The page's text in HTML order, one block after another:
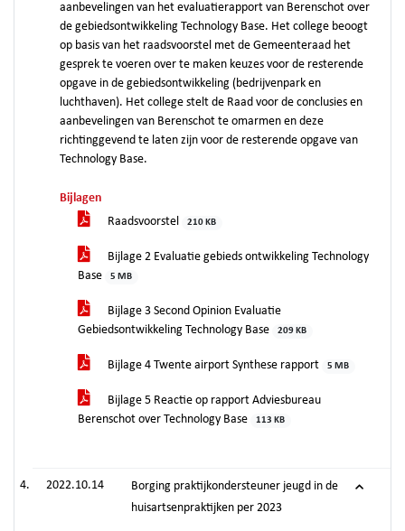
aanbevelingen van het evaluatierapport van Berenschot over
de gebiedsontwikkeling Technology Base. Het college beoogt
op basis van het raadsvoorstel met de Gemeenteraad het
gesprek te voeren over te maken keuzes voor de resterende
opgave in de gebiedsontwikkeling (bedrijvenpark en
luchthaven). Het college stelt de Raad voor de conclusies en
aanbevelingen van Berenschot te omarmen en deze
richtinggevend te laten zijn voor de resterende opgave van
Technology Base.
Bijlagen
Raadsvoorstel
210 KB
Bijlage 2 Evaluatie gebieds­ ontwikkeling Technology
Base
5 MB
Bijlage 3 Second Opinion Evaluatie
Gebiedsontwikkeling Technology Base
209 KB
Bijlage 4 Twente airport Synthese rapport 5 MB
Bijlage 5 Reactie op rapport Adviesbureau
Berenschot over Technology Base
113 KB
2022.10.14
Borging praktijkondersteuner jeugd in de
huisartsenpraktijken per 2023